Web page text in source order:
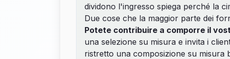
dividono l'ingresso spiega perché la
Due cose che la maggior parte dei
Potete contribuire a comporre il
una selezione su misura e invita i
ristretto una composizione su misura